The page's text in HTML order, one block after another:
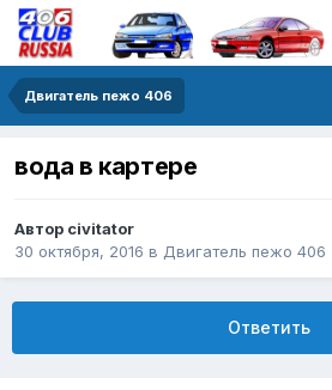
Двигатель пежо 406
вода в картере
Автор civitator
30 октября, 2016 в Двигатель пежо 406
Ответить